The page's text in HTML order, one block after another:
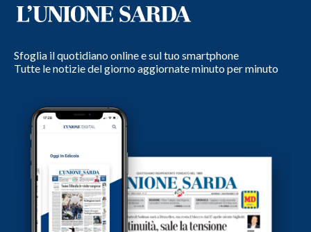
Sfoglia il quotidiano online e sul tuo smartphone
Tutte le notizie del giorno aggiornate minuto per minuto